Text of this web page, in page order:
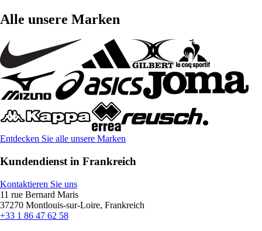
Alle unsere Marken
Entdecken Sie alle unsere Marken
Kundendienst in Frankreich
Kontaktieren Sie uns
11 rue Bernard Maris
37270 Montlouis-sur-Loire, Frankreich
+33 1 86 47 62 58